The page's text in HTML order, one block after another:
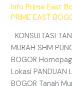
Info Prime East
PRIME EAST
KONSULTASI
MURAH SHM
BOGOR
Lokasi PANDUAN
BOGOR Tanah